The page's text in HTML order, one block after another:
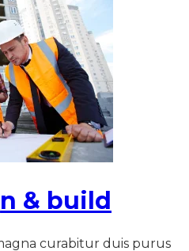
& build
curabitur duis purus